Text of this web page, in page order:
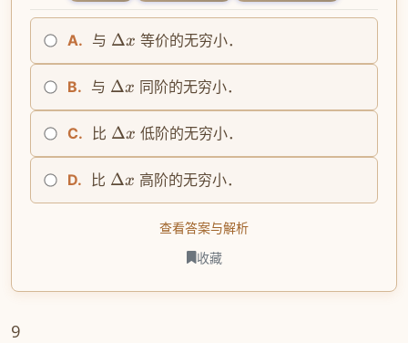
A. 与 Δx 等价的无穷小．
B. 与 Δx 同阶的无穷小．
C. 比 Δx 低阶的无穷小．
D. 比 Δx 高阶的无穷小．
查看答案与解析
收藏
9